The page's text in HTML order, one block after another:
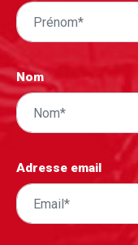
Nom
Adresse email